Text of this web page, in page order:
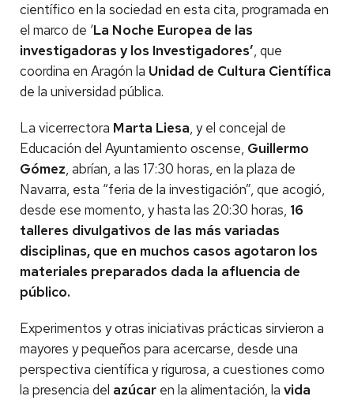
científico en la sociedad en esta cita, programada en
el marco de ‘La Noche Europea de las
investigadoras y los Investigadores’, que
coordina en Aragón la Unidad de Cultura Científica
de la universidad pública.
La vicerrectora Marta Liesa, y el concejal de
Educación del Ayuntamiento oscense, Guillermo
Gómez, abrían, a las 17:30 horas, en la plaza de
Navarra, esta “feria de la investigación”, que acogió,
desde ese momento, y hasta las 20:30 horas, 16
talleres divulgativos de las más variadas
disciplinas, que en muchos casos agotaron los
materiales preparados dada la afluencia de
público.
Experimentos y otras iniciativas prácticas sirvieron a
mayores y pequeños para acercarse, desde una
perspectiva científica y rigurosa, a cuestiones como
la presencia del azúcar en la alimentación, la vida